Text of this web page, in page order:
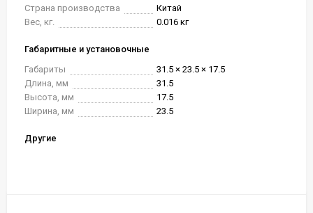
Страна производства
Китай
Вес, кг.
0.016 кг
Габаритные и установочные
Габариты
31.5 × 23.5 × 17.5
Длина, мм
31.5
Высота, мм
17.5
Ширина, мм
23.5
Другие